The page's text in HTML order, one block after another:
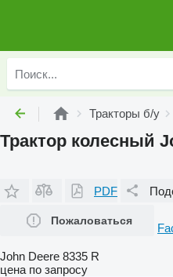
Тракторы б/у
Трактор колесный
PDF
Пожаловаться
John Deere 8335 R
цена по запросу